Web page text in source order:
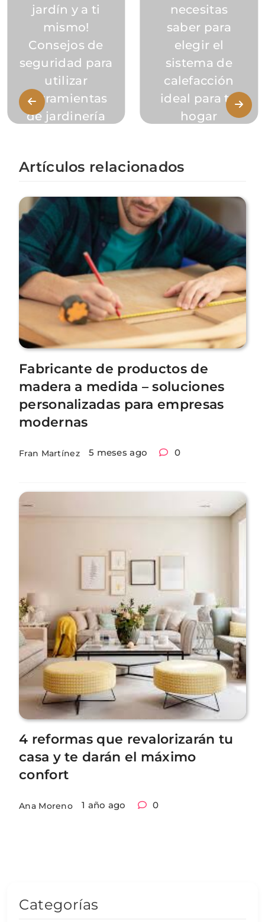
jardín y a ti
mismo!
Consejos de
seguridad para
utilizar
herramientas
de jardinería
necesitas
saber para
elegir el
sistema de
calefacción
ideal para tu
hogar
Artículos relacionados
Fabricante de productos de
madera a medida – soluciones
personalizadas para empresas
modernas
Fran Martínez 5 meses ago 0
4 reformas que revalorizarán tu
casa y te darán el máximo
confort
Ana Moreno 1 año ago 0
Categorías